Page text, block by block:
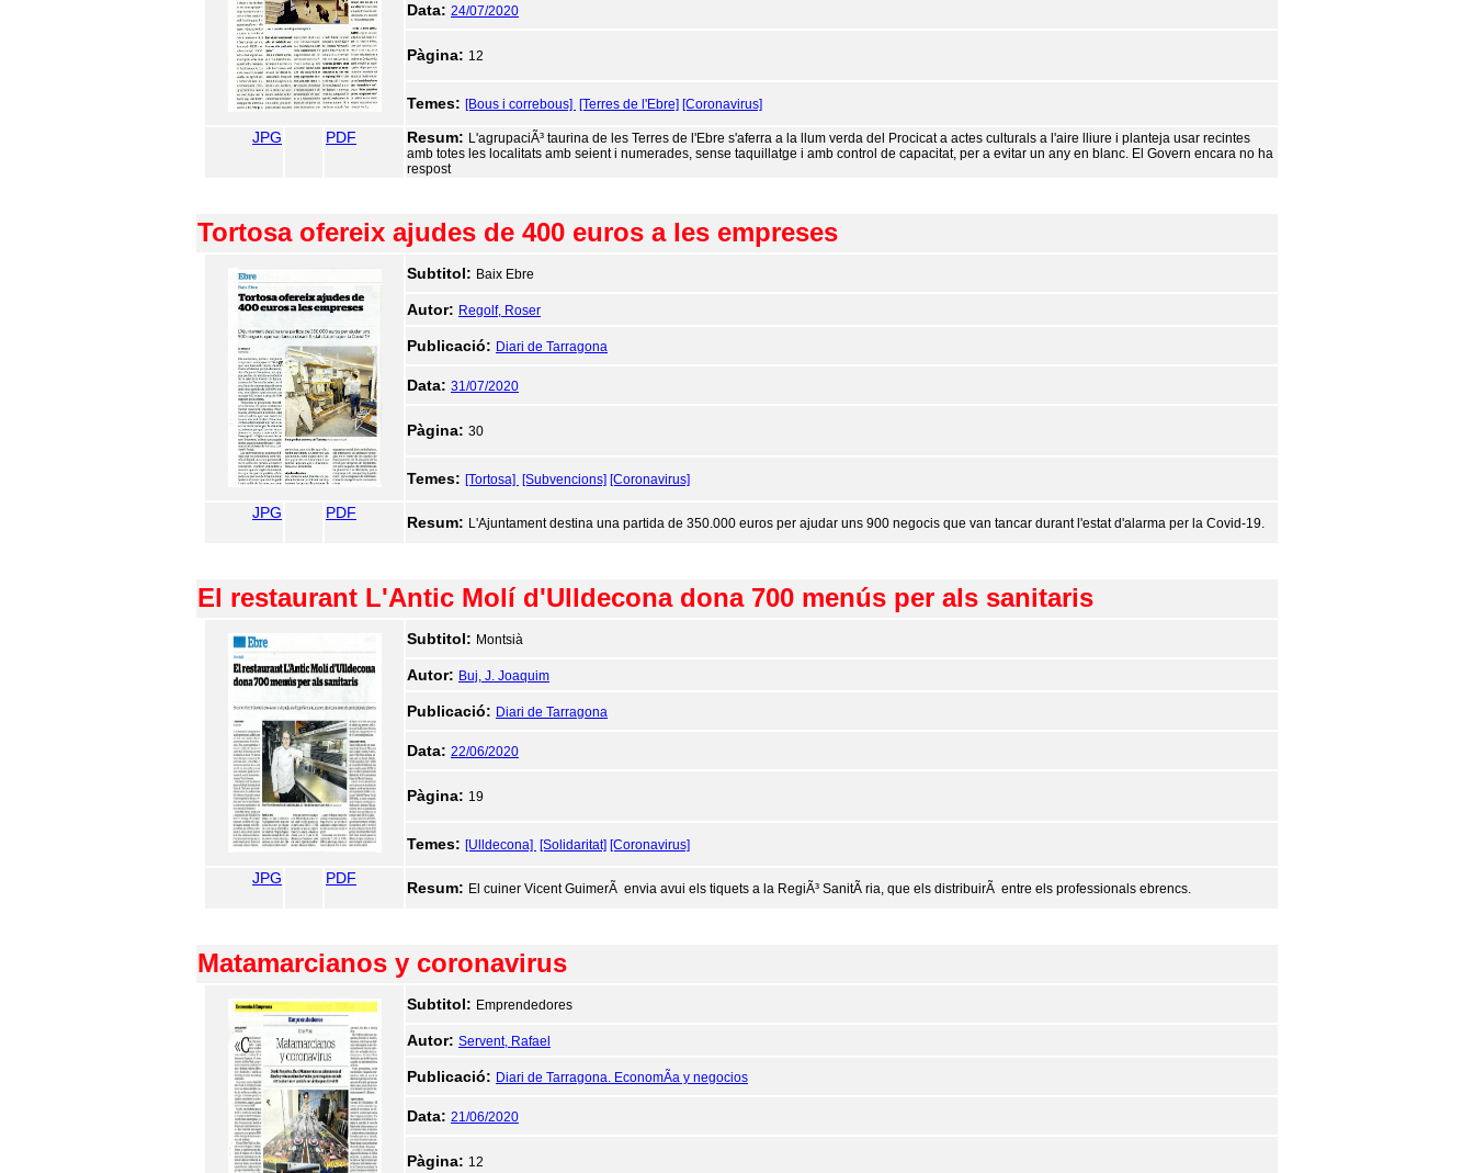
Data: 24/07/2020
Pàgina: 12
Temes: [Bous i correbous] [Terres de l'Ebre] [Coronavirus]
JPG PDF Resum: L'agrupaciÃ³ taurina de les Terres de l'Ebre s'aferra a la llum verda del Procicat a actes culturals a l'aire lliure i planteja usar recintes
amb totes les localitats amb seient i numerades, sense taquillatge i amb control de capacitat, per a evitar un any en blanc. El Govern encara no ha
respost
Tortosa ofereix ajudes de 400 euros a les empreses
Subtitol: Baix Ebre
Autor: Regolf, Roser
Publicació: Diari de Tarragona
Data: 31/07/2020
Pàgina: 30
Temes: [Tortosa] [Subvencions] [Coronavirus]
JPG PDF
Resum: L'Ajuntament destina una partida de 350.000 euros per ajudar uns 900 negocis que van tancar durant l'estat d'alarma per la Covid-19.
El restaurant L'Antic Molí d'Ulldecona dona 700 menús per als sanitaris
Subtitol: Montsià
Autor: Buj, J. Joaquim
Publicació: Diari de Tarragona
Data: 22/06/2020
Pàgina: 19
Temes: [Ulldecona] [Solidaritat] [Coronavirus]
JPG PDF
Resum: El cuiner Vicent GuimerÃ envia avui els tiquets a la RegiÃ³ SanitÃ ria, que els distribuirÃ entre els professionals ebrencs.
Matamarcianos y coronavirus
Subtitol: Emprendedores
Autor: Servent, Rafael
Publicació: Diari de Tarragona. EconomÃ­a y negocios
Data: 21/06/2020
Pàgina: 12